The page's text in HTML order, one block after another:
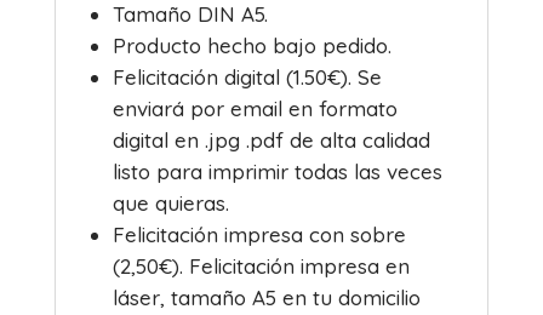
Tamaño DIN A5.
Producto hecho bajo pedido.
Felicitación digital (1.50€). Se
enviará por email en formato
digital en .jpg .pdf de alta calidad
listo para imprimir todas las veces
que quieras.
Felicitación impresa con sobre
(2,50€). Felicitación impresa en
láser, tamaño A5 en tu domicilio